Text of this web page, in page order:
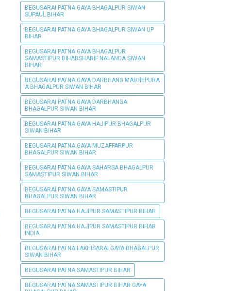
BEGUSARAI PATNA GAYA BHAGALPUR SIWAN
SUPAUL BIHAR
BEGUSARAI PATNA GAYA BHAGALPUR SIWAN UP
BIHAR
BEGUSARAI PATNA GAYA BHAGALPUR
SAMASTIPUR BIHARSHARIF NALANDA SIWAN
BIHAR
BEGUSARAI PATNA GAYA DARBHANG MADHEPURA
A BHAGALPUR SIWAN BIHAR
BEGUSARAI PATNA GAYA DARBHANGA
BHAGALPUR SIWAN BIHAR
BEGUSARAI PATNA GAYA HAJIPUR BHAGALPUR
SIWAN BIHAR
BEGUSARAI PATNA GAYA MUZAFFARPUR
BHAGALPUR SIWAN BIHAR
BEGUSARAI PATNA GAYA SAHARSA BHAGALPUR
SAMASTIPUR SIWAN BIHAR
BEGUSARAI PATNA GAYA SAMASTIPUR
BHAGALPUR SIWAN BIHAR
BEGUSARAI PATNA HAJIPUR SAMASTIPUR BIHAR
BEGUSARAI PATNA HAJIPUR SAMASTIPUR BIHAR
INDIA
BEGUSARAI PATNA LAKHISARAI GAYA BHAGALPUR
SIWAN BIHAR
BEGUSARAI PATNA SAMASTIPUR BIHAR
BEGUSARAI PATNA SAMASTIPUR BIHAR GAYA